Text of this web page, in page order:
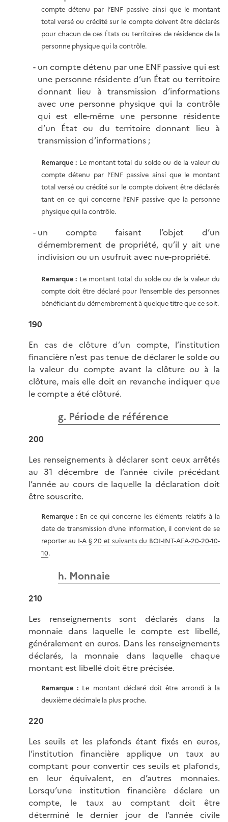
compte détenu par l’ENF passive ainsi que le montant
total versé ou crédité sur le compte doivent être déclarés
pour chacun de ces États ou territoires de résidence de la
personne physique qui la contrôle.
un compte détenu par une ENF passive qui est
une personne résidente d’un État ou territoire
donnant lieu à transmission d’informations
avec une personne physique qui la contrôle
qui est elle-même une personne résidente
d’un État ou du territoire donnant lieu à
transmission d’informations ;
Remarque : Le montant total du solde ou de la valeur du
compte détenu par l’ENF passive ainsi que le montant
total versé ou crédité sur le compte doivent être déclarés
tant en ce qui concerne l’ENF passive que la personne
physique qui la contrôle.
un compte faisant l’objet d’un
démembrement de propriété, qu’il y ait une
indivision ou un usufruit avec nue-propriété.
Remarque : Le montant total du solde ou de la valeur du
compte doit être déclaré pour l’ensemble des personnes
bénéficiant du démembrement à quelque titre que ce soit.
190
En cas de clôture d’un compte, l’institution
financière n’est pas tenue de déclarer le solde ou
la valeur du compte avant la clôture ou à la
clôture, mais elle doit en revanche indiquer que
le compte a été clôturé.
g. Période de référence
200
Les renseignements à déclarer sont ceux arrêtés
au 31 décembre de l’année civile précédant
l’année au cours de laquelle la déclaration doit
être souscrite.
Remarque :En ce qui concerne les éléments relatifs à la
date de transmission d’une information, il convient de se
reporter au I-A § 20 et suivants du BOI-INT-AEA-20-20-10-
10.
h. Monnaie
210
Les renseignements sont déclarés dans la
monnaie dans laquelle le compte est libellé,
généralement en euros. Dans les renseignements
déclarés, la monnaie dans laquelle chaque
montant est libellé doit être précisée.
Remarque : Le montant déclaré doit être arrondi à la
deuxième décimale la plus proche.
220
Les seuils et les plafonds étant fixés en euros,
l’institution financière applique un taux au
comptant pour convertir ces seuils et plafonds,
en leur équivalent, en d’autres monnaies.
Lorsqu’une institution financière déclare un
compte, le taux au comptant doit être
déterminé le dernier jour de l’année civile